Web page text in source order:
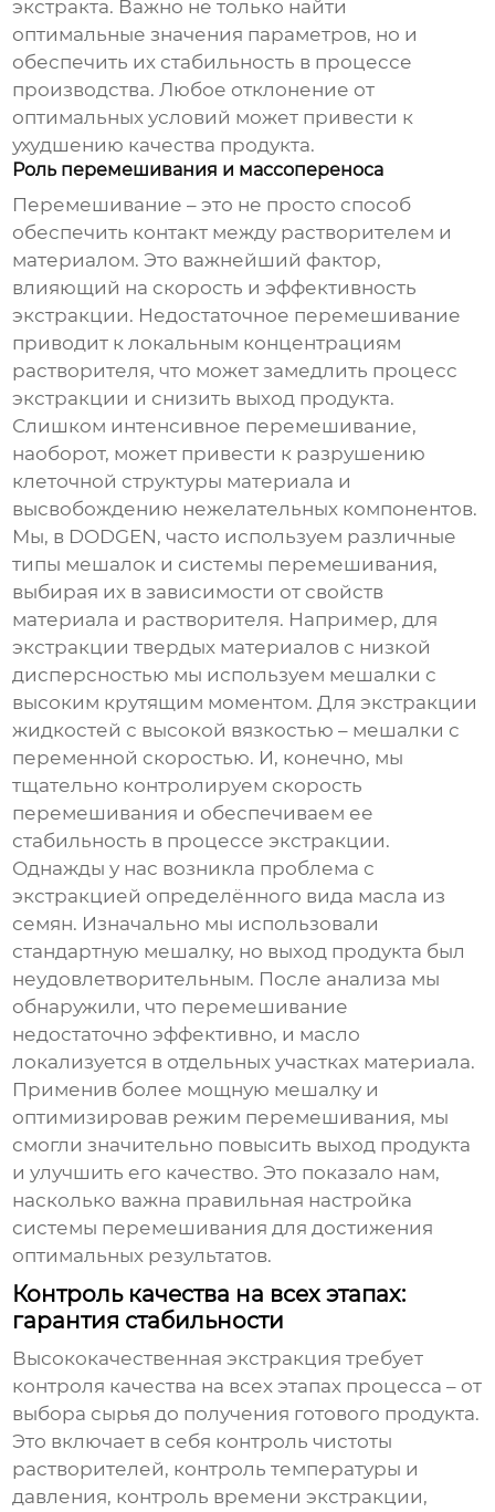
экстракта. Важно не только найти
оптимальные значения параметров, но и
обеспечить их стабильность в процессе
производства. Любое отклонение от
оптимальных условий может привести к
ухудшению качества продукта.
Роль перемешивания и массопереноса
Перемешивание – это не просто способ
обеспечить контакт между растворителем и
материалом. Это важнейший фактор,
влияющий на скорость и эффективность
экстракции. Недостаточное перемешивание
приводит к локальным концентрациям
растворителя, что может замедлить процесс
экстракции и снизить выход продукта.
Слишком интенсивное перемешивание,
наоборот, может привести к разрушению
клеточной структуры материала и
высвобождению нежелательных компонентов.
Мы, в DODGEN, часто используем различные
типы мешалок и системы перемешивания,
выбирая их в зависимости от свойств
материала и растворителя. Например, для
экстракции твердых материалов с низкой
дисперсностью мы используем мешалки с
высоким крутящим моментом. Для экстракции
жидкостей с высокой вязкостью – мешалки с
переменной скоростью. И, конечно, мы
тщательно контролируем скорость
перемешивания и обеспечиваем ее
стабильность в процессе экстракции.
Однажды у нас возникла проблема с
экстракцией определённого вида масла из
семян. Изначально мы использовали
стандартную мешалку, но выход продукта был
неудовлетворительным. После анализа мы
обнаружили, что перемешивание
недостаточно эффективно, и масло
локализуется в отдельных участках материала.
Применив более мощную мешалку и
оптимизировав режим перемешивания, мы
смогли значительно повысить выход продукта
и улучшить его качество. Это показало нам,
насколько важна правильная настройка
системы перемешивания для достижения
оптимальных результатов.
Контроль качества на всех этапах:
гарантия стабильности
Высококачественная экстракция требует
контроля качества на всех этапах процесса – от
выбора сырья до получения готового продукта.
Это включает в себя контроль чистоты
растворителей, контроль температуры и
давления, контроль времени экстракции,